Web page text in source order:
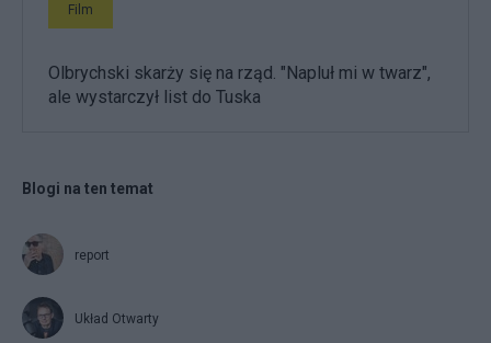
Film
Olbrychski skarży się na rząd. "Napluł mi w twarz",
ale wystarczył list do Tuska
Blogi na ten temat
report
Układ Otwarty